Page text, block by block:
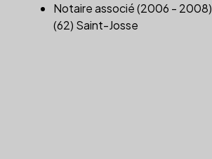
Notaire associé (2006 - 2008)
(62) Saint-Josse